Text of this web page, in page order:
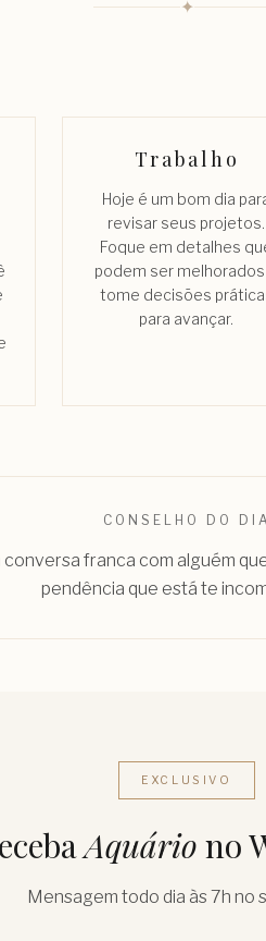
✦
Trabalho
Hoje é um bom dia
revisar seus projetos.
Foque em detalhes
podem ser
tome decisões
para avançar.
CONSELHO DO DIA
conversa franca com alguém
pendência que está te
EXCLUSIVO
Aquário no
Mensagem todo dia às 7h no